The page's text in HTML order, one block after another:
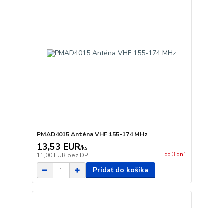
PMAD4015 Anténa VHF 155-174 MHz
13,53 EUR/ks
11,00 EUR bez DPH do 3 dní
Pridať do košíka